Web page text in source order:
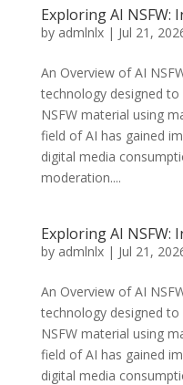
Exploring AI NSFW:
by admlnlx| Jul 21,
An Overview of AI
technology designed
NSFW material using
field of AI has gained
digital media
moderation....
Exploring AI NSFW:
by admlnlx| Jul 21,
An Overview of AI
technology designed
NSFW material using
field of AI has gained
digital media